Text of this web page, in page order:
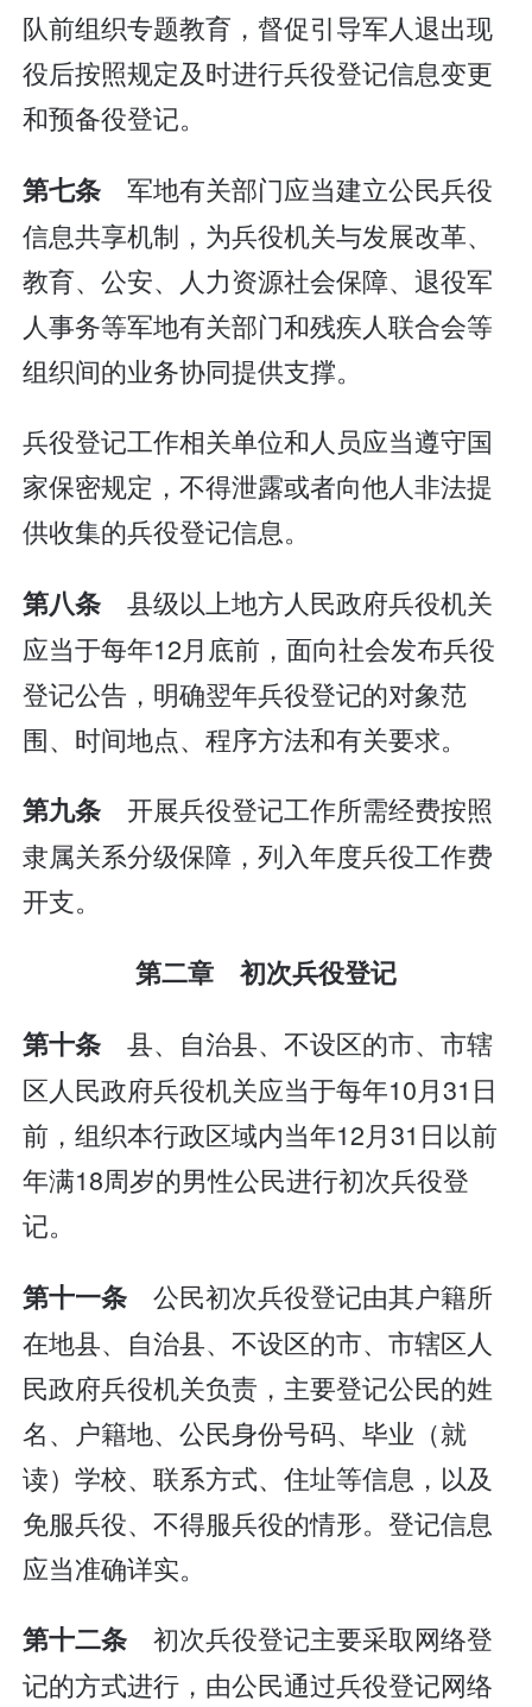
队前组织专题教育，督促引导军人退出现
役后按照规定及时进行兵役登记信息变更
和预备役登记。
第七条军地有关部门应当建立公民兵役
信息共享机制，为兵役机关与发展改革、
教育、公安、人力资源社会保障、退役军
人事务等军地有关部门和残疾人联合会等
组织间的业务协同提供支撑。
兵役登记工作相关单位和人员应当遵守国
家保密规定，不得泄露或者向他人非法提
供收集的兵役登记信息。
第八条县级以上地方人民政府兵役机关
应当于每年12月底前，面向社会发布兵役
登记公告，明确翌年兵役登记的对象范
围、时间地点、程序方法和有关要求。
第九条开展兵役登记工作所需经费按照
隶属关系分级保障，列入年度兵役工作费
开支。
第二章 初次兵役登记
第十条县、自治县、不设区的市、市辖
区人民政府兵役机关应当于每年10月31日
前，组织本行政区域内当年12月31日以前
年满18周岁的男性公民进行初次兵役登
记。
第十一条公民初次兵役登记由其户籍所
在地县、自治县、不设区的市、市辖区人
民政府兵役机关负责，主要登记公民的姓
名、户籍地、公民身份号码、毕业（就
读）学校、联系方式、住址等信息，以及
免服兵役、不得服兵役的情形。登记信息
应当准确详实。
第十二条初次兵役登记主要采取网络登
记的方式进行，由公民通过兵役登记网络